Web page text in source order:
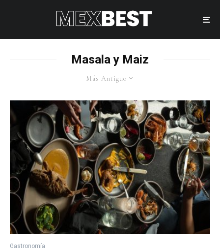
Masala y Maiz
Más Antiguo
Gastronomía